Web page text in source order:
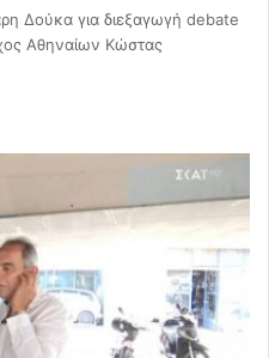
Δούκα για διεξαγωγή debate
Αθηναίων Κώστας